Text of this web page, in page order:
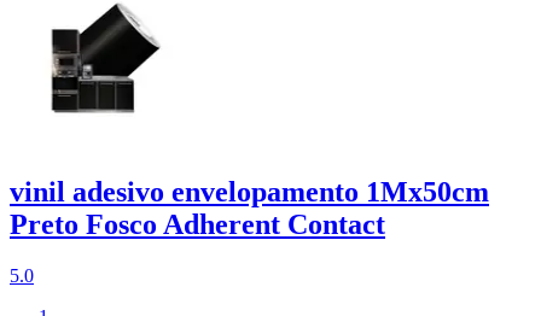
vinil adesivo envelopamento 1Mx50cm
Preto Fosco Adherent Contact
5.0